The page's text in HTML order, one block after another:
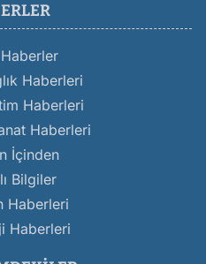
Haberleri
Haberleri
Haberleri
İçinden
Bilgiler
Haberleri
Haberleri